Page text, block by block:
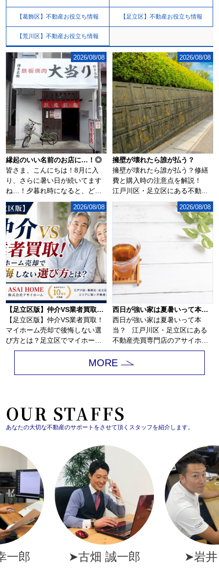
【葛飾区】不動産お役立ち情報 【足立区】不動産お役立ち情報
【荒川区】不動産お役立ち情報
縁起のいい名前のお店に…！◎
皆さま、こんにちは！8月に入
り、さらに暑い日が続いてます
ね…！夕暮れ時になると、どこ
からともなく花火...
2026/08/08
擁壁が壊れたら誰が払う？
擁壁が壊れたら誰が払う？修繕
費と購入時の注意点を解説！
江戸川区・足立区にある不動...
2026/08/08
【足立区版】仲介VS業者買取！マイホーム売却で後悔しない選び方とは？
【足立区版】仲介VS業者買取！
マイホーム売却で後悔しない選
び方とは？足立区でマイホーム
の売却を考え始...
2026/08/08
西日が強い家は夏暑いって本当？
西日が強い家は夏暑いって本
当？ 江戸川区・足立区にある
不動産売買専門店のアサイホ
ー...
2026/08/08
MORE
OUR STAFFS
あなたの大切な不動産のサポートをさせて頂くスタッフを紹介します。
一郎 ➤古畑 誠一郎 ➤岩